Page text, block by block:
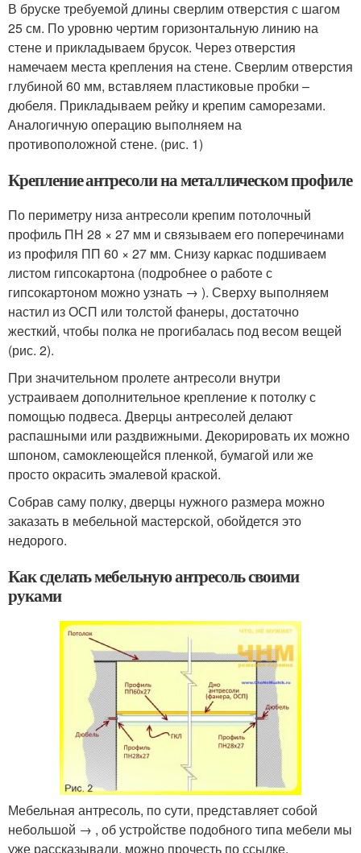
В бруске требуемой длины сверлим отверстия с шагом
25 см. По уровню чертим горизонтальную линию на
стене и прикладываем брусок. Через отверстия
намечаем места крепления на стене. Сверлим отверстия
глубиной 60 мм, вставляем пластиковые пробки –
дюбеля. Прикладываем рейку и крепим саморезами.
Аналогичную операцию выполняем на
противоположной стене. (рис. 1)
Крепление антресоли на металлическом профиле
По периметру низа антресоли крепим потолочный
профиль ПН 28 × 27 мм и связываем его поперечинами
из профиля ПП 60 × 27 мм. Снизу каркас подшиваем
листом гипсокартона (подробнее о работе с
гипсокартоном можно узнать → ). Сверху выполняем
настил из ОСП или толстой фанеры, достаточно
жесткий, чтобы полка не прогибалась под весом вещей
(рис. 2).
При значительном пролете антресоли внутри
устраиваем дополнительное крепление к потолку с
помощью подвеса. Дверцы антресолей делают
распашными или раздвижными. Декорировать их можно
шпоном, самоклеющейся пленкой, бумагой или же
просто окрасить эмалевой краской.
Собрав саму полку, дверцы нужного размера можно
заказать в мебельной мастерской, обойдется это
недорого.
Как сделать мебельную антресоль своими
руками
Мебельная антресоль, по сути, представляет собой
небольшой → , об устройстве подобного типа мебели мы
уже рассказывали, можно прочесть по ссылке.